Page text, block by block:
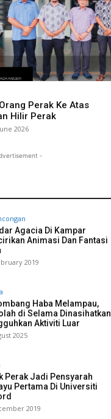
Perak Ke Atas
Hilir Perak
2026
-
Agacia Di Kampar
Animasi Dan Fantasi
2019
Haba Melampau,
di Selama Dinasihatkan
Aktiviti Luar
2025
Perak Jadi Pensyarah
Pertama Di Universiti
2019